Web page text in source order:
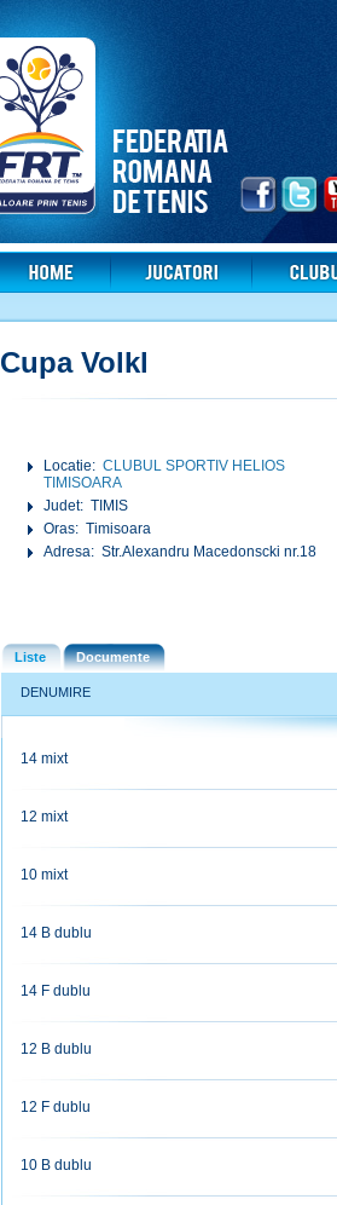
Cupa Volkl
Locatie:CLUBUL SPORTIV HELIOS
TIMISOARA
Judet: TIMIS
Oras: Timisoara
Adresa: Str.Alexandru Macedonscki nr.18
Liste Documente
DENUMIRE
14 mixt
12 mixt
10 mixt
14 B dublu
14 F dublu
12 B dublu
12 F dublu
10 B dublu